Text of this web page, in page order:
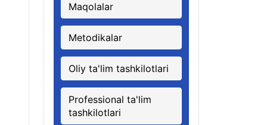
Maqolalar
Metodikalar
Oliy ta'lim tashkilotlari
Professional ta'lim
tashkilotlari